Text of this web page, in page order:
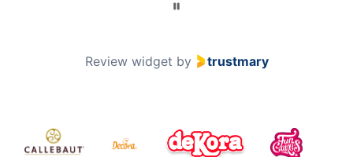
by trustmary